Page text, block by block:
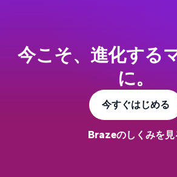
今こそ、進化する
に。
今すぐはじめる
Brazeのしくみを見